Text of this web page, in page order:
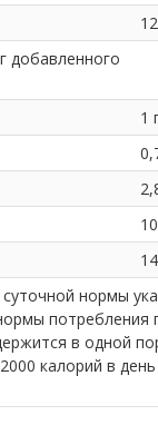
добавленного
1
нормы
потребления
в одной
калорий в